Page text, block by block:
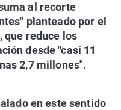
al recorte
planteado por el
que reduce los
desde "casi 11
2,7 millones".
en este sentido